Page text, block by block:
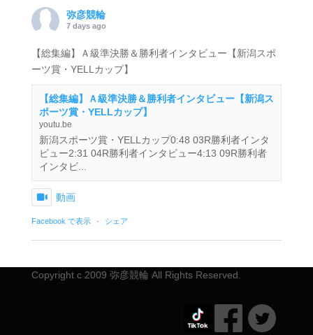
弥彦競輪
7 days ago
【総集編】Ａ級準決勝＆勝利者インタビュー【新潟スポ
ーツ賞・YELLカップ】
【総集編】Ａ級準決勝＆勝利者インタビュー【新潟ス
ポーツ賞・YELLカップ】
youtu.be
新潟スポーツ賞・YELLカップ0:48 03R勝利者インタ
ビュー2:31 04R勝利者インタビュー4:13 09R勝利者
インタビ...
動画
Facebook で表示 · シェア
Copyright c 2009 弥彦競輪 All Rights Reserved.